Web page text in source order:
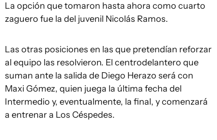
La opción que tomaron hasta ahora como cuarto
zaguero fue la del juvenil Nicolás Ramos.
Las otras posiciones en las que pretendían reforzar
al equipo las resolvieron. El centrodelantero que
suman ante la salida de Diego Herazo será con
Maxi Gómez, quien juega la última fecha del
Intermedio y, eventualmente, la final, y comenzará
a entrenar a Los Céspedes.